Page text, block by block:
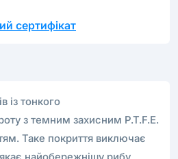
сертифікат
із тонкого
з темним захисним P.T.F.E.
Таке покриття виключає
найобережнішу рибу.